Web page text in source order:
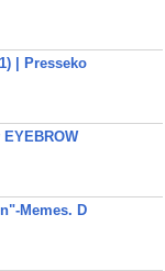
| Presseko
Memes. D